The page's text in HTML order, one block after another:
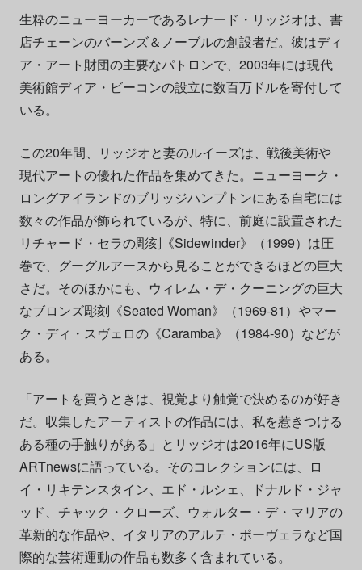
生粋のニューヨーカーであるレナード・リッジオは、書
店チェーンのバーンズ＆ノーブルの創設者だ。彼はディ
ア・アート財団の主要なパトロンで、2003年には現代
美術館ディア・ビーコンの設立に数百万ドルを寄付して
いる。
この20年間、リッジオと妻のルイーズは、戦後美術や
現代アートの優れた作品を集めてきた。ニューヨーク・
ロングアイランドのブリッジハンプトンにある自宅には
数々の作品が飾られているが、特に、前庭に設置された
リチャード・セラの彫刻《Sidewinder》（1999）は圧
巻で、グーグルアースから見ることができるほどの巨大
さだ。そのほかにも、ウィレム・デ・クーニングの巨大
なブロンズ彫刻《Seated Woman》（1969-81）やマー
ク・ディ・スヴェロの《Caramba》（1984-90）などが
ある。
「アートを買うときは、視覚より触覚で決めるのが好き
だ。収集したアーティストの作品には、私を惹きつける
ある種の手触りがある」とリッジオは2016年にUS版
ARTnewsに語っている。そのコレクションには、ロ
イ・リキテンスタイン、エド・ルシェ、ドナルド・ジャ
ッド、チャック・クローズ、ウォルター・デ・マリアの
革新的な作品や、イタリアのアルテ・ポーヴェラなど国
際的な芸術運動の作品も数多く含まれている。